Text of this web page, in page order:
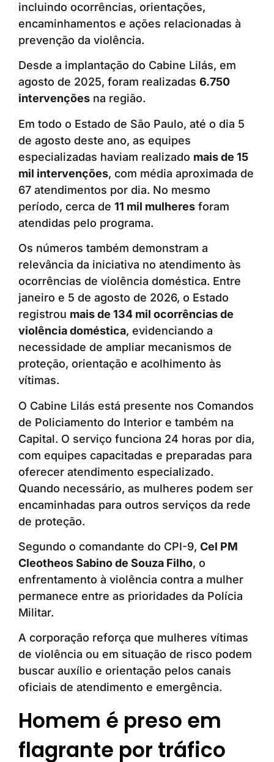
incluindo ocorrências, orientações,
encaminhamentos e ações relacionadas à
prevenção da violência.
Desde a implantação do Cabine Lilás, em
agosto de 2025, foram realizadas 6.750
intervenções na região.
Em todo o Estado de São Paulo, até o dia 5
de agosto deste ano, as equipes
especializadas haviam realizado mais de 15
mil intervenções, com média aproximada de
67 atendimentos por dia. No mesmo
período, cerca de 11 mil mulheres foram
atendidas pelo programa.
Os números também demonstram a
relevância da iniciativa no atendimento às
ocorrências de violência doméstica. Entre
janeiro e 5 de agosto de 2026, o Estado
registrou mais de 134 mil ocorrências de
violência doméstica, evidenciando a
necessidade de ampliar mecanismos de
proteção, orientação e acolhimento às
vítimas.
O Cabine Lilás está presente nos Comandos
de Policiamento do Interior e também na
Capital. O serviço funciona 24 horas por dia,
com equipes capacitadas e preparadas para
oferecer atendimento especializado.
Quando necessário, as mulheres podem ser
encaminhadas para outros serviços da rede
de proteção.
Segundo o comandante do CPI-9, Cel PM
Cleotheos Sabino de Souza Filho, o
enfrentamento à violência contra a mulher
permanece entre as prioridades da Polícia
Militar.
A corporação reforça que mulheres vítimas
de violência ou em situação de risco podem
buscar auxílio e orientação pelos canais
oficiais de atendimento e emergência.
Homem é preso em
flagrante por tráfico